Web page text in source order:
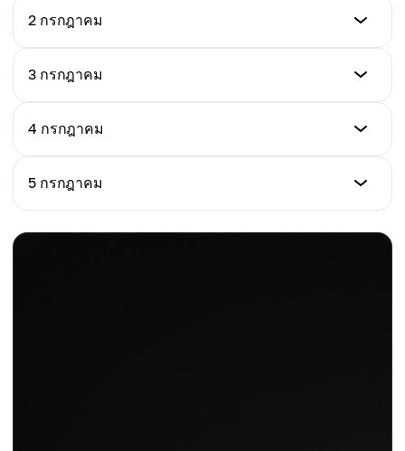
การเปลี่ยนแปลงรายวัน %
ราคา (USD)
การเปลี่ยนแปลงรายวัน %
2 กรกฎาคม
ราคา (USD)
การเปลี่ยนแปลงรายวัน %
3 กรกฎาคม
ราคา (USD)
การเปลี่ยนแปลงรายวัน %
4 กรกฎาคม
ราคา (USD)
5 กรกฎาคม
ราคา (USD)